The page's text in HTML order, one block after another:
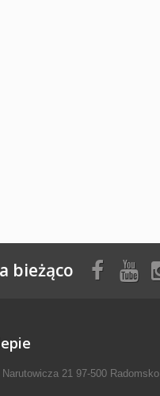
bieżąco
21 97-500 Radomsko